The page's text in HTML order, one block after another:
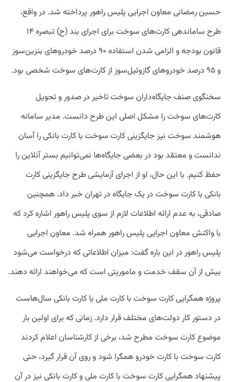
حسین رمضانی معاون اجرایی پلیس راهور پرداخته شد. در واقع،
طرح ساماندهی کارت‌های سوخت برای اجرای بند (ح) تبصره ۱۴
قانون بودجه و الزامی شدن استفاده ۹۰ درصد خودروهای بنزین‌سوز
و ۹۵ درصد خودروهای گازوئیل‌سوز از کارت‌های سوخت شخصی بود.
سخنگوی صنف جایگاه‌داران سوخت تاخیر در صدور و تحویل
کارت‌های سوخت را مشکل اصلی این طرح دانست. مدیر سامانه
هوشمند سوخت نیز جایگزینی کارت سوخت با کارت بانکی را آسان
ندانست و معتقد بود در بعضی جایگاه‌ها نمی‌توانیم بستر آنلاین را
حفظ کنیم. با این حال، او از اجرای آزمایشی طرح جایگزینی کارت
بانکی با کارت سوخت در یک جایگاه در تهران خبر داد. همچنین
صادقی، به عدم ارائه اطلاعات لازم از سوی پلیس راهور اشاره کرد که
با واکنش معاون اجرایی پلیس راهور همراه شد. معاون اجرایی
پلیس راهور در این باره گفت: میزان اطلاعاتی که درخواست می‌شود
بیش از آن سقف خدمت و ماموریتی است که می‌خواهند ارائه دهند.
پروژه همگرایی کارت سوخت با کارت ملی یا کارت بانکی سال‌هاست
در دستور کار دولت‌های مختلف قرار دارد. زمانی‌ که برای اولین بار
موضوع کارت سوخت مطرح شد، برخی از کارشناسان اعلام کردند
کارت سوخت با کارت خودرو همگرا شود و روی آن قرار گیرد، حتی
پیشنهاد همگرایی کارت سوخت با کارت ملی و کارت بانکی نیز در آن